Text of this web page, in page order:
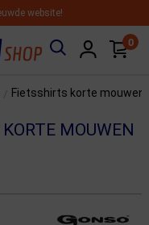
website!
0
Fietsshirts korte mouwen
MOUWEN